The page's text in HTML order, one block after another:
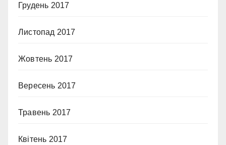
Грудень 2017
Листопад 2017
Жовтень 2017
Вересень 2017
Травень 2017
Квітень 2017